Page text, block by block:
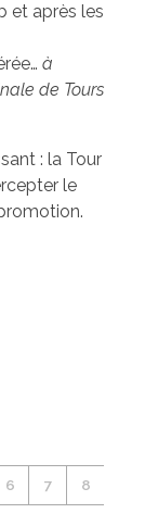
et après les
à
de Tours
: la Tour
le
6 7 8